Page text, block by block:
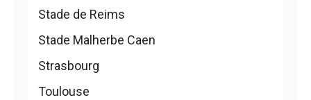
Stade de Reims
Stade Malherbe Caen
Strasbourg
Toulouse